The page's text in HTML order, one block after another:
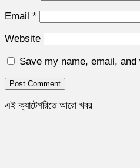
Email *
Website
Save my name, email,
এই ক্যাটেগরিতে আরো খবর